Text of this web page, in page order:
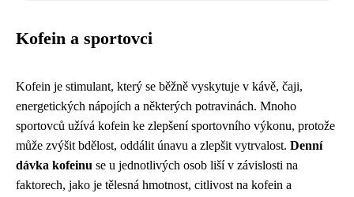
Kofein a sportovci
Kofein je stimulant, který se běžně vyskytuje v kávě, čaji,
energetických nápojích a některých potravinách. Mnoho
sportovců užívá kofein ke zlepšení sportovního výkonu, protože
může zvýšit bdělost, oddálit únavu a zlepšit vytrvalost. Denní
dávka kofeinu se u jednotlivých osob liší v závislosti na
faktorech, jako je tělesná hmotnost, citlivost na kofein a